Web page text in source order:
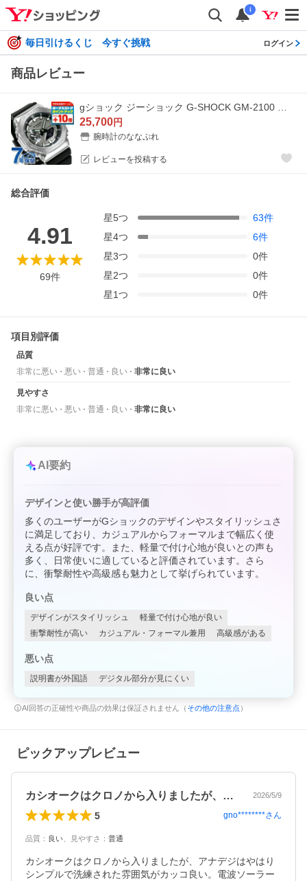
i
毎日引けるくじ 今すぐ挑戦 ログイン
商品レビュー
25,700円
腕時計のななぷれ
レビューを投稿する
総合評価
4.91
69件
星5つ 63件
星4つ 6件
星3つ 0件
星2つ 0件
星1つ 0件
項目別評価
品質
非常に悪い
悪い 普通 良い 非常に良い
見やすさ
非常に悪い
悪い 普通 良い 非常に良い
AI要約
デザインと使い勝手が高評価
多くのユーザーがGショックのデザインやスタイリッシュさ
に満足しており、カジュアルからフォーマルまで幅広く使
える点が好評です。また、軽量で付け心地が良いとの声も
多く、日常使いに適していると評価されています。さら
に、衝撃耐性や高級感も魅力として挙げられています。
良い点
デザインがスタイリッシュ
軽量で付け心地が良い
衝撃耐性が高い
カジュアル・フォーマル兼用 高級感がある
悪い点
説明書が外国語 デジタル部分が見にくい
AI回答の正確性や商品の効果は保証されません（ その他の注意点 ）
ピックアップレビュー
カシオークはクロノから入りましたが、ア… 2026/5/9
5 gno********さん
品質 ： 良い 見やすさ ： 普通
カシオークはクロノから入りましたが、アナデジはやはり
シンプルで洗練された雰囲気がカッコ良い。電波ソーラー